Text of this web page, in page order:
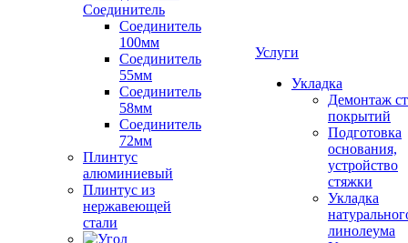
Соединитель
Соединитель
100мм
Соединитель
55мм
Соединитель
58мм
Соединитель
72мм
Плинтус
алюминиевый
Плинтус из
нержавеющей
стали
Услуги
Укладка
Демонтаж
покрытий
Подготовка
основания,
устройство
стяжки
Укладка
линолеума